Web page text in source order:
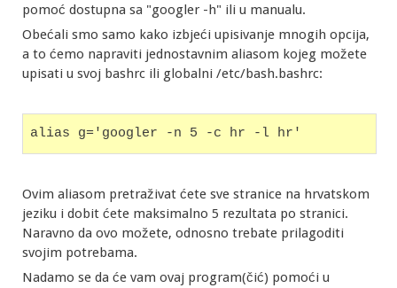
pomoć dostupna sa "googler -h" ili u manualu.
Obećali smo samo kako izbjeći upisivanje mnogih opcija,
a to ćemo napraviti jednostavnim aliasom kojeg možete
upisati u svoj bashrc ili globalni /etc/bash.bashrc:
alias g='googler -n 5 -c hr -l hr'
Ovim aliasom pretraživat ćete sve stranice na hrvatskom
jeziku i dobit ćete maksimalno 5 rezultata po stranici.
Naravno da ovo možete, odnosno trebate prilagoditi
svojim potrebama.
Nadamo se da će vam ovaj program(čić) pomoći u